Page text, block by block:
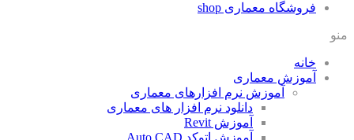
فروشگاه معماری shop
منو
خانه
آموزش معماری
آموزش نرم افزارهای معماری
دانلود نرم افزار های معماری
آموزش Revit
آموزش اتوکد Auto CAD